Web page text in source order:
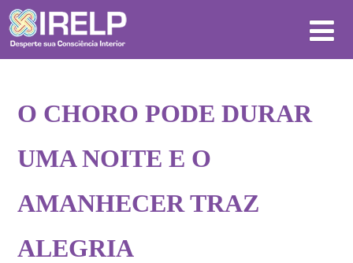
O CHORO PODE DURAR
UMA NOITE E O
AMANHECER TRAZ
ALEGRIA